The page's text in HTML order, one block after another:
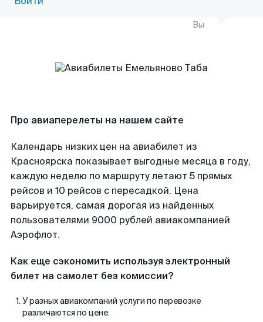
Вы
Про авиаперелеты на нашем сайте
Календарь низких цен на авиабилет из
Красноярска показывает выгодные месяца в году,
каждую неделю по маршруту летают 5 прямых
рейсов и 10 рейсов с пересадкой. Цена
варьируется, самая дорогая из найденных
пользователями 9000 рублей авиакомпанией
Аэрофлот.
Как еще сэкономить используя электронный
билет на самолет без комиссии?
У разных авиакомпаний услуги по перевозке
различаются по цене.